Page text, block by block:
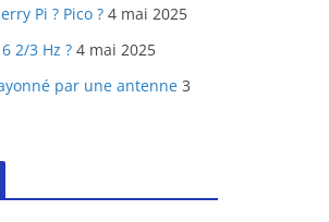
Pi ? Pico ? 4 mai 2025
2/3 Hz ? 4 mai 2025
par une antenne 3